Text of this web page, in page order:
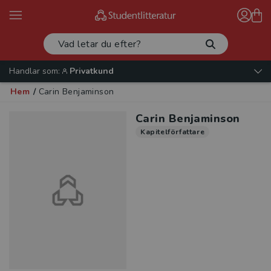
Handlar som:
Privatkund
Hem / Carin Benjaminson
Carin Benjaminson
Kapitelförfattare